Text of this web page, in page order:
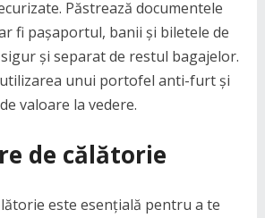
Păstrează documentele
fi pașaportul, banii și biletele de
și separat de restul bagajelor.
unui portofel anti-furt și
valoare la vedere.
de călătorie
este esențială pentru a te